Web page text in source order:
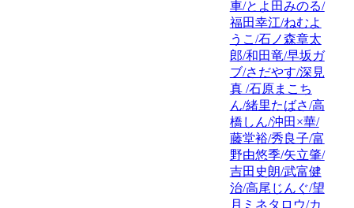
車/とよ田みのる/
福田幸江/ねむよ
うこ/石ノ森章太
郎/和田竜/早坂ガ
ブ/さだやす/深見
真 /石原まこち
ん/緒里たばさ/高
橋しん/沖田×華/
藤堂裕/秀良子/富
野由悠季/矢立肇/
吉田史朗/武富健
治/高尾じんぐ/望
月ミネタロウ/カ